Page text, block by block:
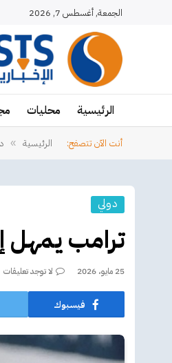
الجمعة, أغسطس 7, 2026
الرئيسية محليات
أنت الآن تتصفح: الرئيسية »
دولي
ترامب يمهل إيران 7 أيام
25 مايو، 2026 لا توجد تعليقات
فيسبوك